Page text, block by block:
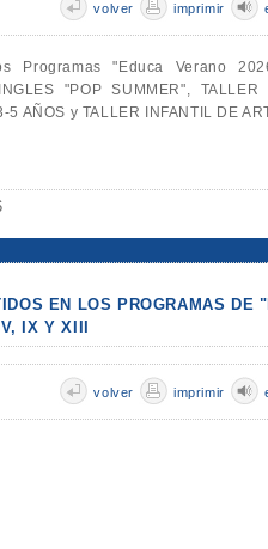
imprimir
volver
Programas "Educa Verano
"POP SUMMER", TALLER
5 AÑOS y TALLER INFANTIL DE
EN LOS PROGRAMAS DE
IX Y XIII
imprimir
volver